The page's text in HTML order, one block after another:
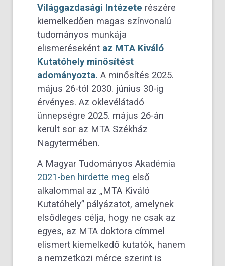
Világgazdasági Intézete részére
kiemelkedően magas színvonalú
tudományos munkája
elismeréseként az MTA Kiváló
Kutatóhely minősítést
adományozta. A minősítés 2025.
május 26-tól 2030. június 30-ig
érvényes. Az oklevélátadó
ünnepségre 2025. május 26-án
került sor az MTA Székház
Nagytermében.
A Magyar Tudományos Akadémia
2021-ben hirdette meg első
alkalommal az „MTA Kiváló
Kutatóhely” pályázatot, amelynek
elsődleges célja, hogy ne csak az
egyes, az MTA doktora címmel
elismert kiemelkedő kutatók, hanem
a nemzetközi mérce szerint is